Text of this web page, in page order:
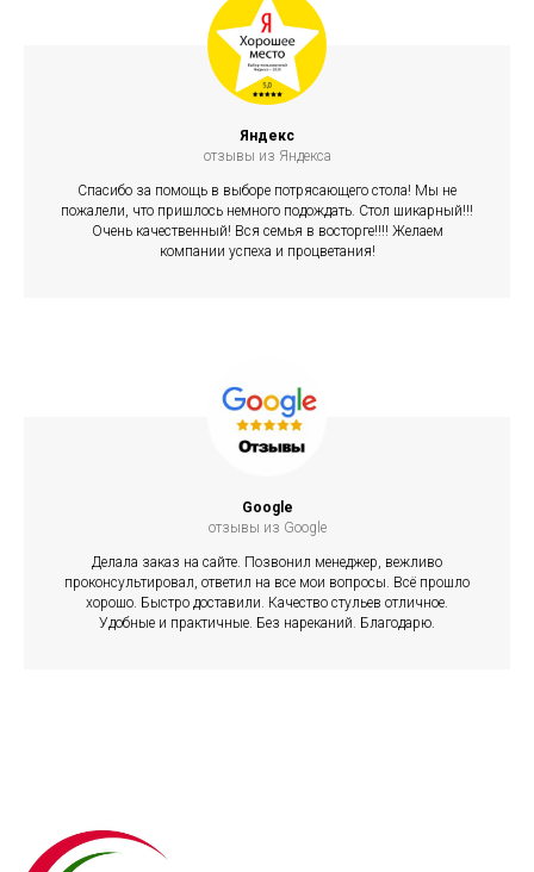
Яндекс
отзывы из Яндекса
Спасибо за помощь в выборе потрясающего стола! Мы не
пожалели, что пришлось немного подождать. Стол шикарный!!!
Очень качественный! Вся семья в восторге!!!! Желаем
компании успеха и процветания!
Google
отзывы из Google
Делала заказ на сайте. Позвонил менеджер, вежливо
проконсультировал, ответил на все мои вопросы. Всё прошло
хорошо. Быстро доставили. Качество стульев отличное.
Удобные и практичные. Без нареканий. Благодарю.